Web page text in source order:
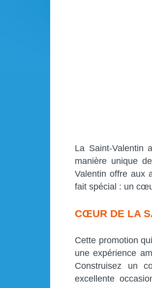
La Saint-Valentin
manière unique
Valentin offre aux
fait spécial : un
CŒUR DE LA
Cette promotion
une expérience
Construisez un
excellente